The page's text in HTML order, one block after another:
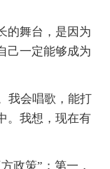
的舞台，是因为
己一定能够成为
我会唱歌，能打
。我想，现在有
政策”：第一，